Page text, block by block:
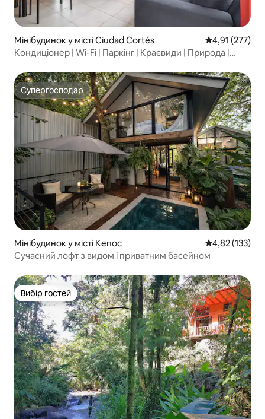
Мінібудинок у місті Ciudad Cortés Середня
4,91 (277)
Кондиціонер | Wi-Fi | Паркінг | Краєвиди | Природа |
Супергосподар
Супергосподар
Мінібудинок у місті Кепос Середня
4,82 (133)
Сучасний лофт з видом і приватним басейном
Вибір гостей
Вибір гостей